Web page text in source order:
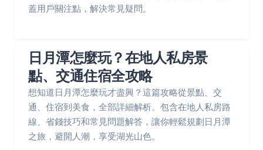
蓋用戶關注點，解決常見疑問。
日月潭怎麼玩？在地人私房景
點、交通住宿全攻略
想知道日月潭怎麼玩才盡興？這篇攻略從景點、交
通、住宿到美食，全部詳細解析。包含在地人私房路
線、省錢技巧和常見問題解答，讓你輕鬆規劃日月潭
之旅，避開人潮，享受湖光山色。